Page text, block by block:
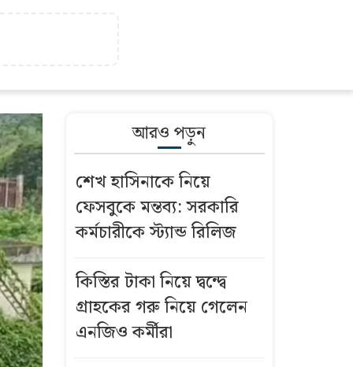
আরও পড়ুন
শেখ হাসিনাকে নিয়ে
ফেসবুকে মন্তব্য: সরকারি
কর্মচারীকে স্ট্যান্ড রিলিজ
কিস্তির টাকা নিয়ে দ্বন্দ্বে
গ্রাহকের গরু নিয়ে গেলেন
এনজিও কর্মীরা